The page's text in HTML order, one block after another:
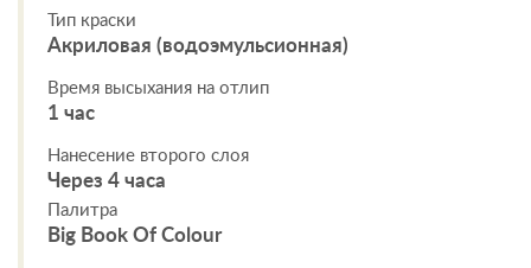
Тип краски
Акриловая (водоэмульсионная)
Время высыхания на отлип
1 час
Нанесение второго слоя
Через 4 часа
Палитра
Big Book Of Colour